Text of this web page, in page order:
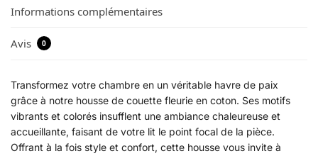
Informations complémentaires
Avis 0
Transformez votre chambre en un véritable havre de paix
grâce à notre housse de couette fleurie en coton. Ses motifs
vibrants et colorés insufflent une ambiance chaleureuse et
accueillante, faisant de votre lit le point focal de la pièce.
Offrant à la fois style et confort, cette housse vous invite à